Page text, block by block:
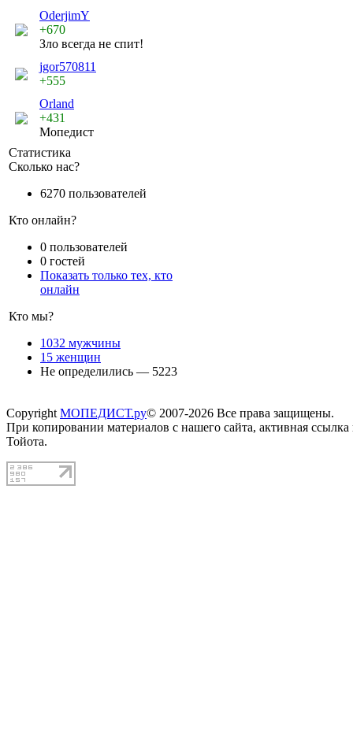
OderjimY
+670
Зло всегда не спит!
jgor570811
+555
Orland
+431
Мопедист
Статистика
Сколько нас?
6270 пользователей
Кто онлайн?
0 пользователей
0 гостей
Показать только тех, кто
онлайн
Кто мы?
1032 мужчины
15 женщин
Не определились — 5223
Copyright МОПЕДИСТ.ру© 2007-2026 Все права защищены.
При копировании материалов с нашего сайта, активная
Тойота.